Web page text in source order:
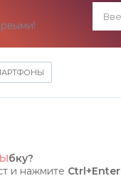
Ыбку?
и нажмите Ctrl+Enter